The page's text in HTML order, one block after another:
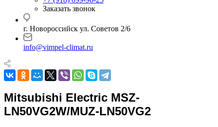
Заказать звонок
г. Новороссийск ул. Советов 2/6
info@vimpel-climat.ru
Mitsubishi Electric MSZ-
LN50VG2W/MUZ-LN50VG2